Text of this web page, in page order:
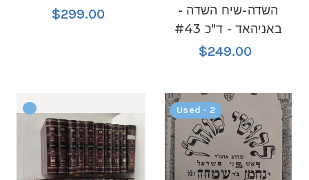
$299.00
השדה-שיח השדה -
באניהאד - ד"כ #43
$249.00
Used - 2